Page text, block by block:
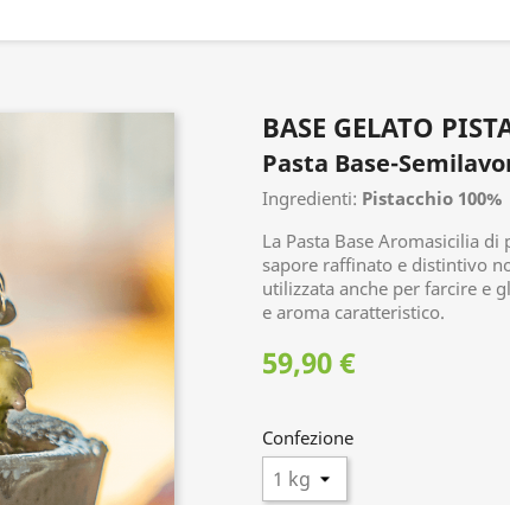
BASE GELATO
Pasta Base-
Ingredienti: Pistacchio 100%
La Pasta Base Aromasicilia
sapore raffinato e distintivo
utilizzata anche per farcire e
e aroma caratteristico.
59,90 €
Confezione